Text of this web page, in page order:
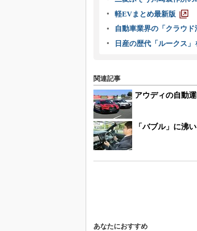
軽EVまとめ最新版
自動車業界の「クラウ
日産の歴代「ルークス」
関連記事
アウディの自動
「バブル」に沸
あなたにおすすめ